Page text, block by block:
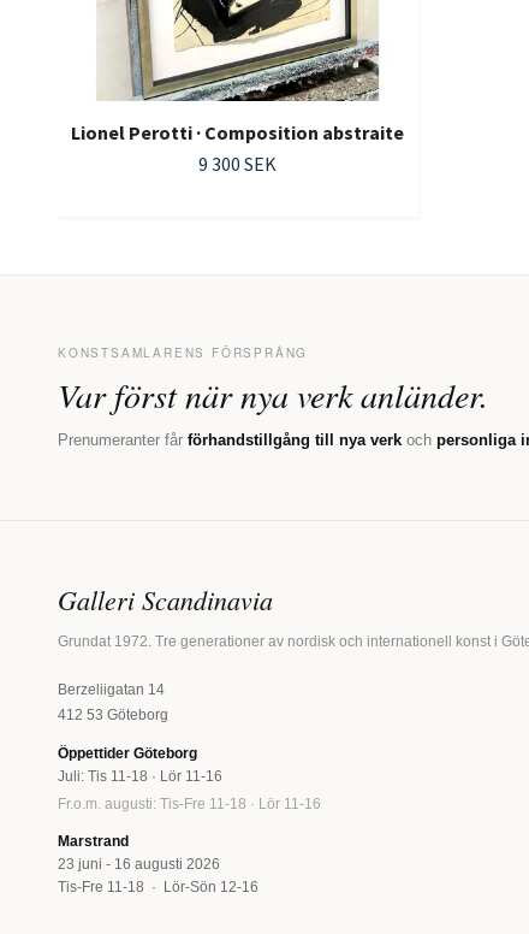
Lionel Perotti · Composition abstraite
9 300 SEK
KONSTSAMLARENS FÖRSPRÅNG
Var först när nya verk anländer.
Prenumeranter får förhandstillgång till nya verk och personliga
Galleri Scandinavia
Grundat 1972. Tre generationer av nordisk och internationell konst i
Berzeliigatan 14
412 53 Göteborg
Öppettider Göteborg
Juli: Tis 11-18 · Lör 11-16
Fr.o.m. augusti: Tis-Fre 11-18 · Lör 11-16
Marstrand
23 juni - 16 augusti 2026
Tis-Fre 11-18 · Lör-Sön 12-16